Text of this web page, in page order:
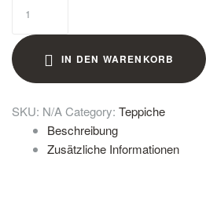
IN DEN WARENKORB
SKU: N/ACategory: Teppiche
Beschreibung
Zusätzliche Informationen